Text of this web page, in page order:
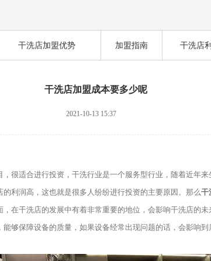
干洗店加盟优势 加盟指南 干洗店
干洗店加盟成本要多少呢
2021-10-13 15:37
适合进行投资，干洗行业是一个服务型行业，随着近年来
利润高，这也就是很多人纷纷进行投资的主要原因。那么干
，在干洗店的发展中有着非常重要的地位，会影响干洗店的
够保障设备的质量，如果设备经常出现问题的话，会影响到